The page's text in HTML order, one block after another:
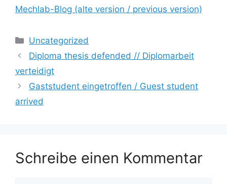
Mechlab-Blog (alte version / previous version)
Kategorien
Uncategorized
Diploma thesis defended // Diplomarbeit
verteidigt
Gaststudent eingetroffen / Guest student
arrived
Schreibe einen Kommentar